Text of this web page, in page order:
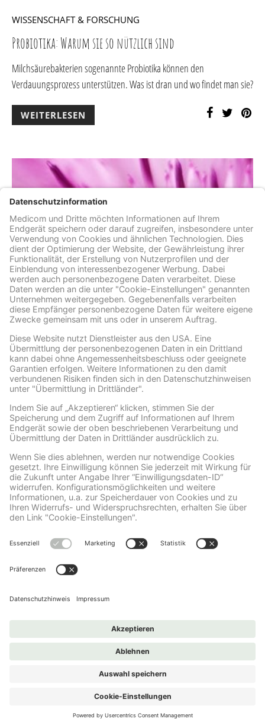
WISSENSCHAFT & FORSCHUNG
Probiotika: Warum sie so nützlich sind
Milchsäurebakterien sogenannte Probiotika können den
Verdauungsprozess unterstützen. Was ist dran und wo findet man sie?
WEITERLESEN
EXPERTEN
Darm gut, alles gut: Verdauung anregen durch die Natur
Wohlbefinden kommt aus der Körpermitte. Müdigkeit und
Konzentrationsstörungen haben etwas mit der Verdauung zu tun.
WEITERLESEN